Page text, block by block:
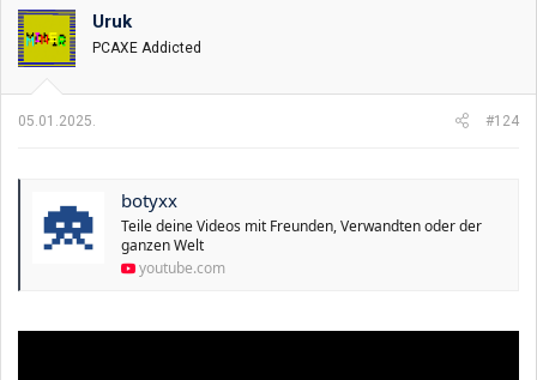
Uruk
PCAXE Addicted
05.01.2025. #124
botyxx
Teile deine Videos mit Freunden, Verwandten oder der
ganzen Welt
youtube.com